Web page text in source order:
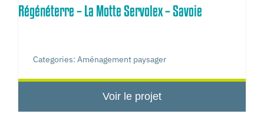
Régénéterre – La Motte Servolex – Savoie
Categories: Aménagement paysager
Voir le projet